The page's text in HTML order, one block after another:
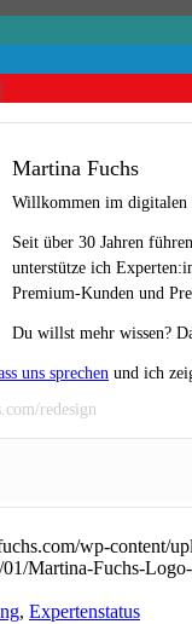
Martina Fuchs
Willkommen im digitalen
Seit über 30 Jahren
unterstütze ich
Premium-Kunden und
Du willst mehr wissen?
uns sprechen und ich
redesign
wp-content/
01/Martina-Fuchs-
, Expertenstatus